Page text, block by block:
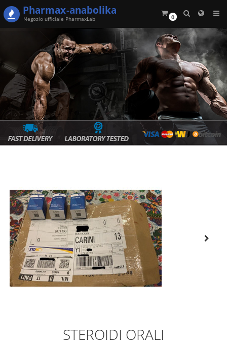
0
Pharmax-anabolika
Negozio ufficiale PharmaxLab
STEROIDI ORALI